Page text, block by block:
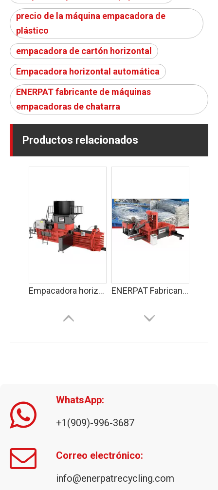
precio de la máquina empacadora de
plástico
empacadora de cartón horizontal
Empacadora horizontal automática
ENERPAT fabricante de máquinas
empacadoras de chatarra
Productos relacionados
Empacadora horizontal (amarre automático) ENERPAT Fabricante de empacadoras de chatarra de metal
WhatsApp:
+1(909)-996-3687
Correo electrónico:
info@enerpatrecycling.com